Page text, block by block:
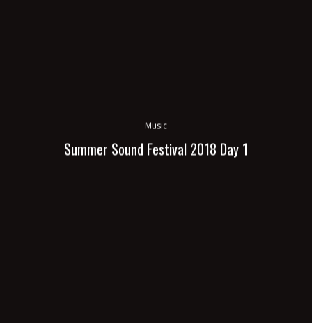
Music
Summer Sound Festival 2018 Day 1